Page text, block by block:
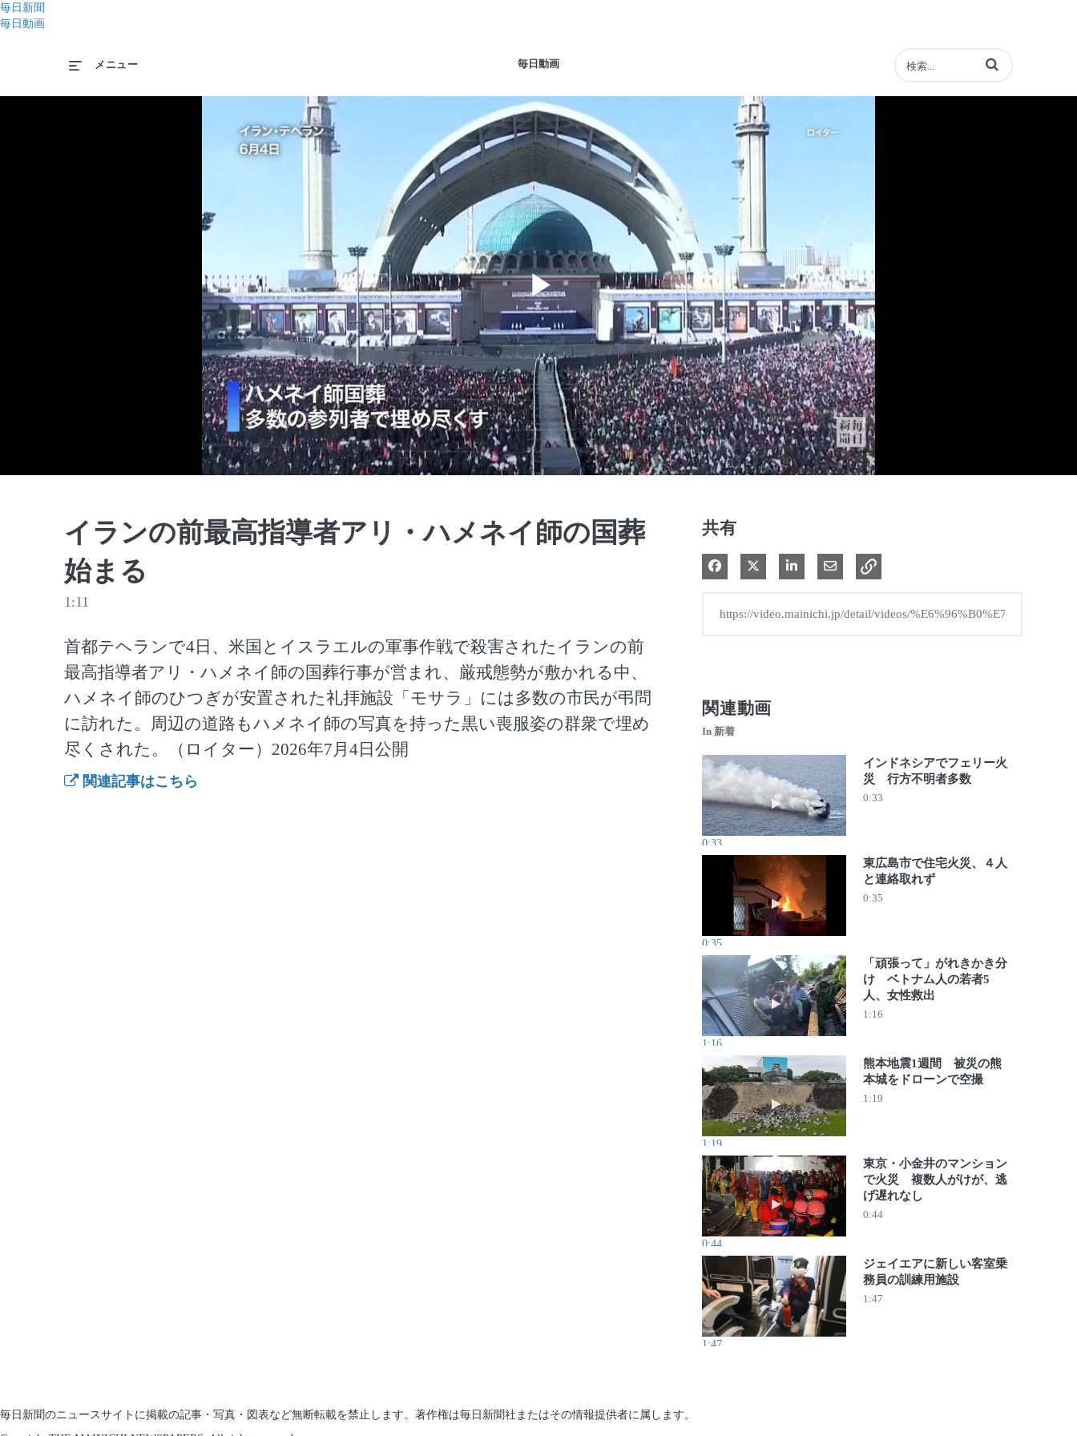
毎日新聞
毎日動画
毎日動画
メニュー 動画の検索語句を入力
Play
Video
イランの前最高指導者アリ・ハメネイ師の国葬
始まる
1:11
首都テヘランで4日、米国とイスラエルの軍事作戦で殺害されたイランの前
最高指導者アリ・ハメネイ師の国葬行事が営まれ、厳戒態勢が敷かれる中、
ハメネイ師のひつぎが安置された礼拝施設「モサラ」には多数の市民が弔問
に訪れた。周辺の道路もハメネイ師の写真を持った黒い喪服姿の群衆で埋め
尽くされた。（ロイター）2026年7月4日公開
関連記事はこちら
共有
Facebook で共有
Xで共有する
LinkedIn で共有電子メールで共有
関連動画
In 新着
動画を再生 インドネシアでフェリー火災 行方不明者多数
0:33
インドネシアでフェリー火
災 行方不明者多数
0:33
動画を再生 東広島市で住宅火災、４人と連絡取れず
0:35
東広島市で住宅火災、４人
と連絡取れず
0:35
動画を再生 「頑張って」がれきかき分け ベトナム人の若
1:16
「頑張って」がれきかき分
け ベトナム人の若者5
人、女性救出
1:16
動画を再生 熊本地震1週間 被災の熊本城をドローンで空
1:19
熊本地震1週間 被災の熊
本城をドローンで空撮
1:19
動画を再生 東京・小金井のマンションで火災 複数人がけ
0:44
東京・小金井のマンション
で火災 複数人がけが、逃
げ遅れなし
0:44
動画を再生 ジェイエアに新しい客室乗務員の訓練用施設
1:47
ジェイエアに新しい客室乗
務員の訓練用施設
1:47
毎日新聞のニュースサイトに掲載の記事・写真・図表など無断転載を禁止します。著作権は毎日新聞社またはその情報提供者に属します。